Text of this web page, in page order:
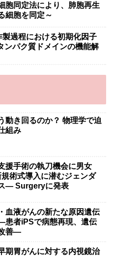
胞同定法により、肺胞再生
細胞を同定～
製過程における初期化因子
ンパク質ドメインの機能解
動き回るのか？ 物理学で迫
組み
援手術の執刀機会に男女
術式導入に潜むジェンダ
— Surgeryに発表
血液がんの新たな原因遺伝
患者iPSで病態再現、遺伝
善―
期胃がんに対する内視鏡治